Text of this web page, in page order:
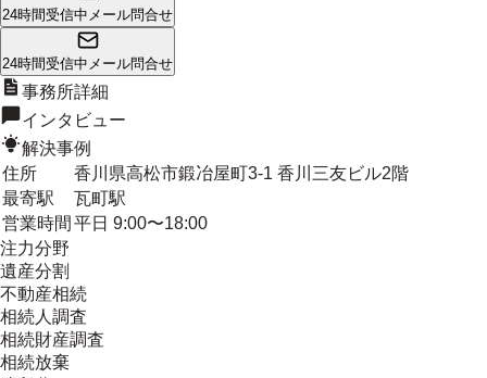
24時間受信中 メール問合せ
24時間受信中 メール問合せ
事務所詳細
インタビュー
解決事例
住所
香川県高松市鍛冶屋町3-1 香川三友ビル2階
最寄駅
瓦町駅
営業時間 平日 9:00〜18:00
注力分野
遺産分割
不動産相続
相続人調査
相続財産調査
相続放棄